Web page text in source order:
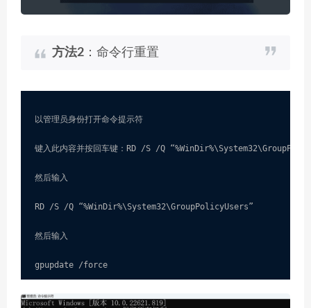
方法2 ：命令行重置
以管理员身份打开命令提示符
键入此内容并按回车键：RD /S /Q
然后输入
RD /S /Q “%WinDir%\System32\GroupPolicyUsers”
然后输入
gpupdate /force